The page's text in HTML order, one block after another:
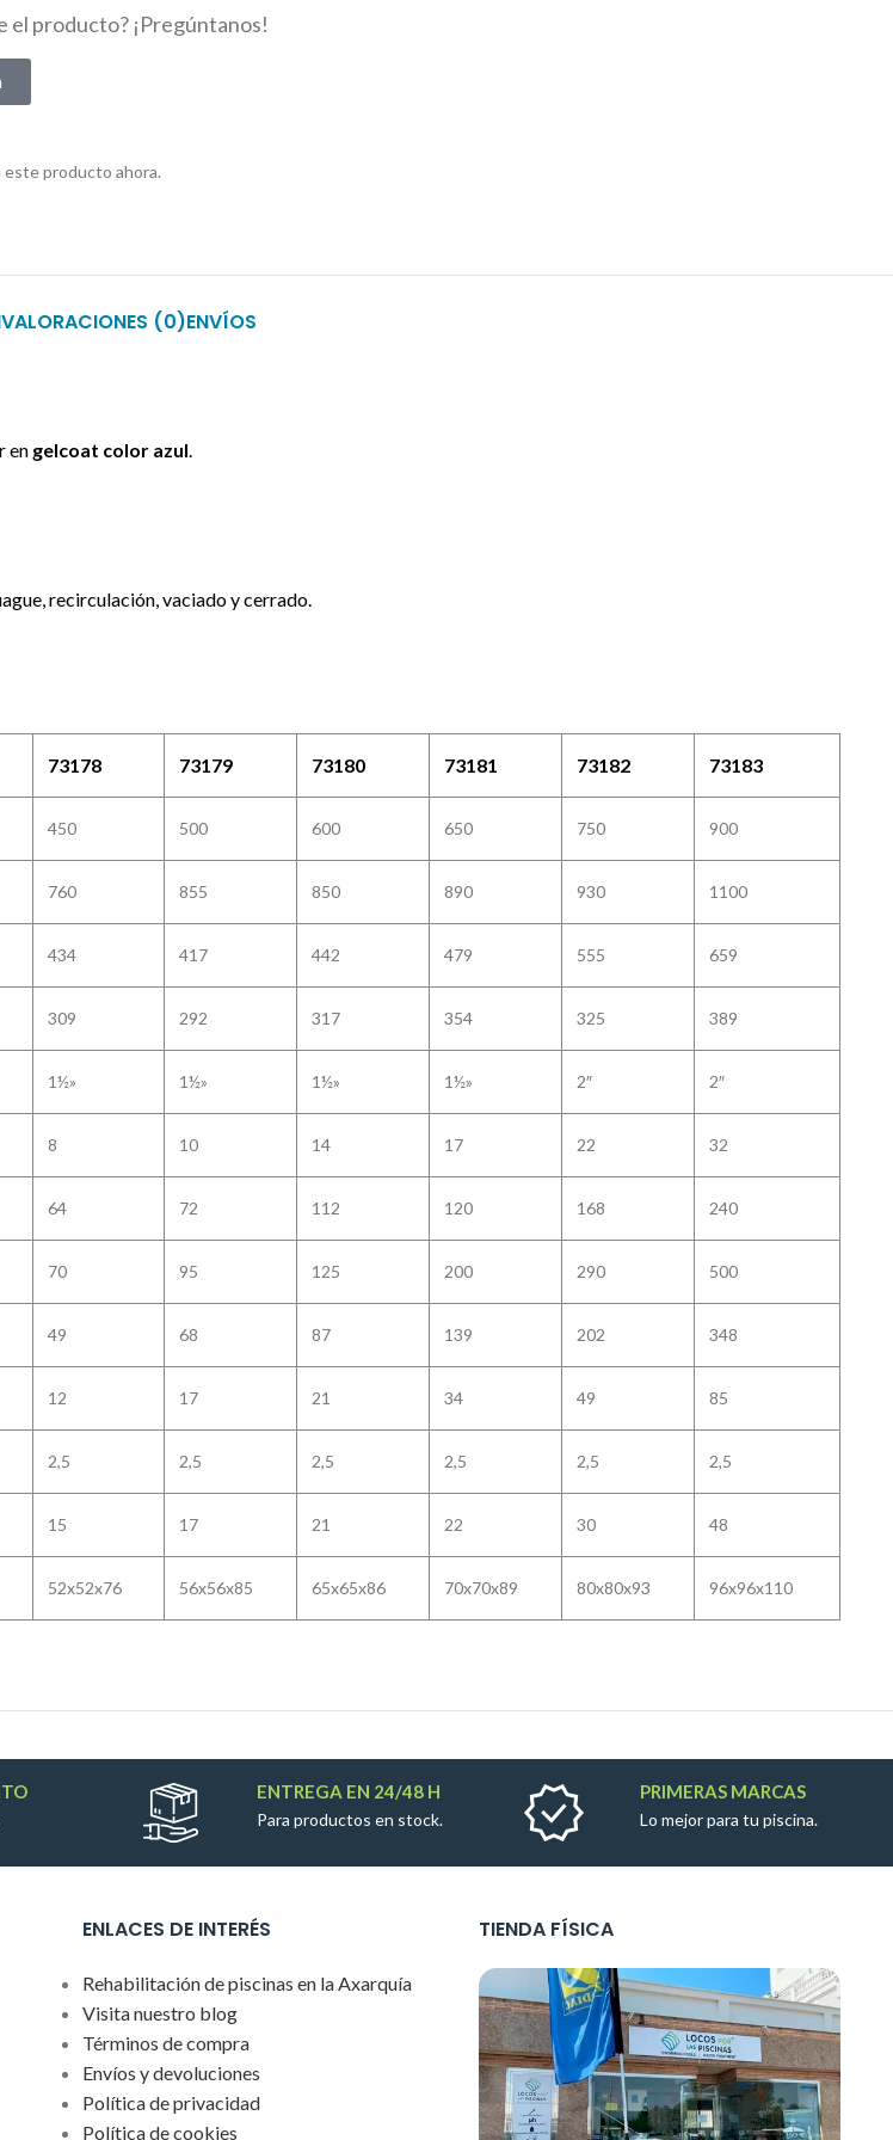
el producto? ¡Pregúntanos!
este producto ahora.
VALORACIONES (0)ENVÍOS
en gelcoat color azul.
recirculación, vaciado y cerrado.
73178 73179 73180 73181 73182 73183
450 500 600 650 750 900
760 855 850 890 930 1100
434 417 442 479 555 659
309 292 317 354 325 389
1½» 1½» 1½» 1½» 2″ 2″
8 10 14 17 22 32
64 72 112 120 168 240
70 95 125 200 290 500
49 68 87 139 202 348
12 17 21 34 49 85
2,5 2,5 2,5 2,5 2,5 2,5
15 17 21 22 30 48
52x52x76 56x56x85 65x65x86 70x70x89 80x80x93 96x96x110
ENTREGA EN 24/48 H
Para productos en stock.
PRIMERAS MARCAS
Lo mejor para tu piscina.
ENLACES DE INTERÉS
Rehabilitación de piscinas en la Axarquía
Visita nuestro blog
Términos de compra
Envíos y devoluciones
Política de privacidad
Política de cookies
TIENDA FÍSICA